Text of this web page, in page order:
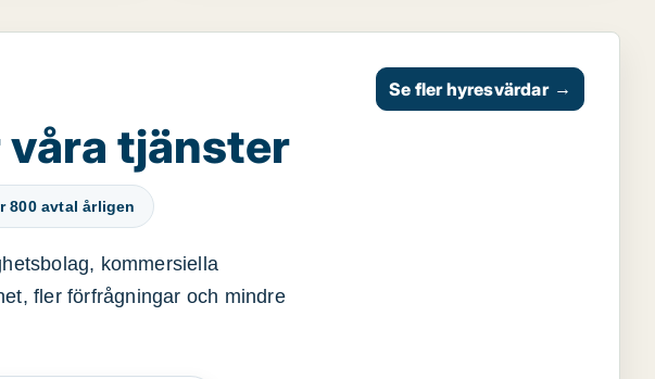
våra tjänster
800 avtal årligen
kommersiella
fler förfrågningar och mindre
Se fler hyresvärdar →